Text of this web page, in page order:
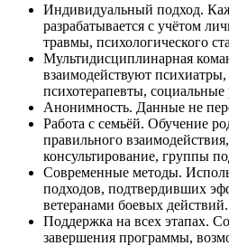
Индивидуальный подход.
разрабатывается с учётом
травмы, психологического
Мультидисциплинарная
взаимодействуют психиатры,
психотерапевты, социальные
Анонимность. Данные не
Работа с семьёй. Обучение
правильного
консультирование, группы
Современные методы.
подходов, подтвердивших
ветеранами боевых действий.
Поддержка на всех этапах.
завершения программы,